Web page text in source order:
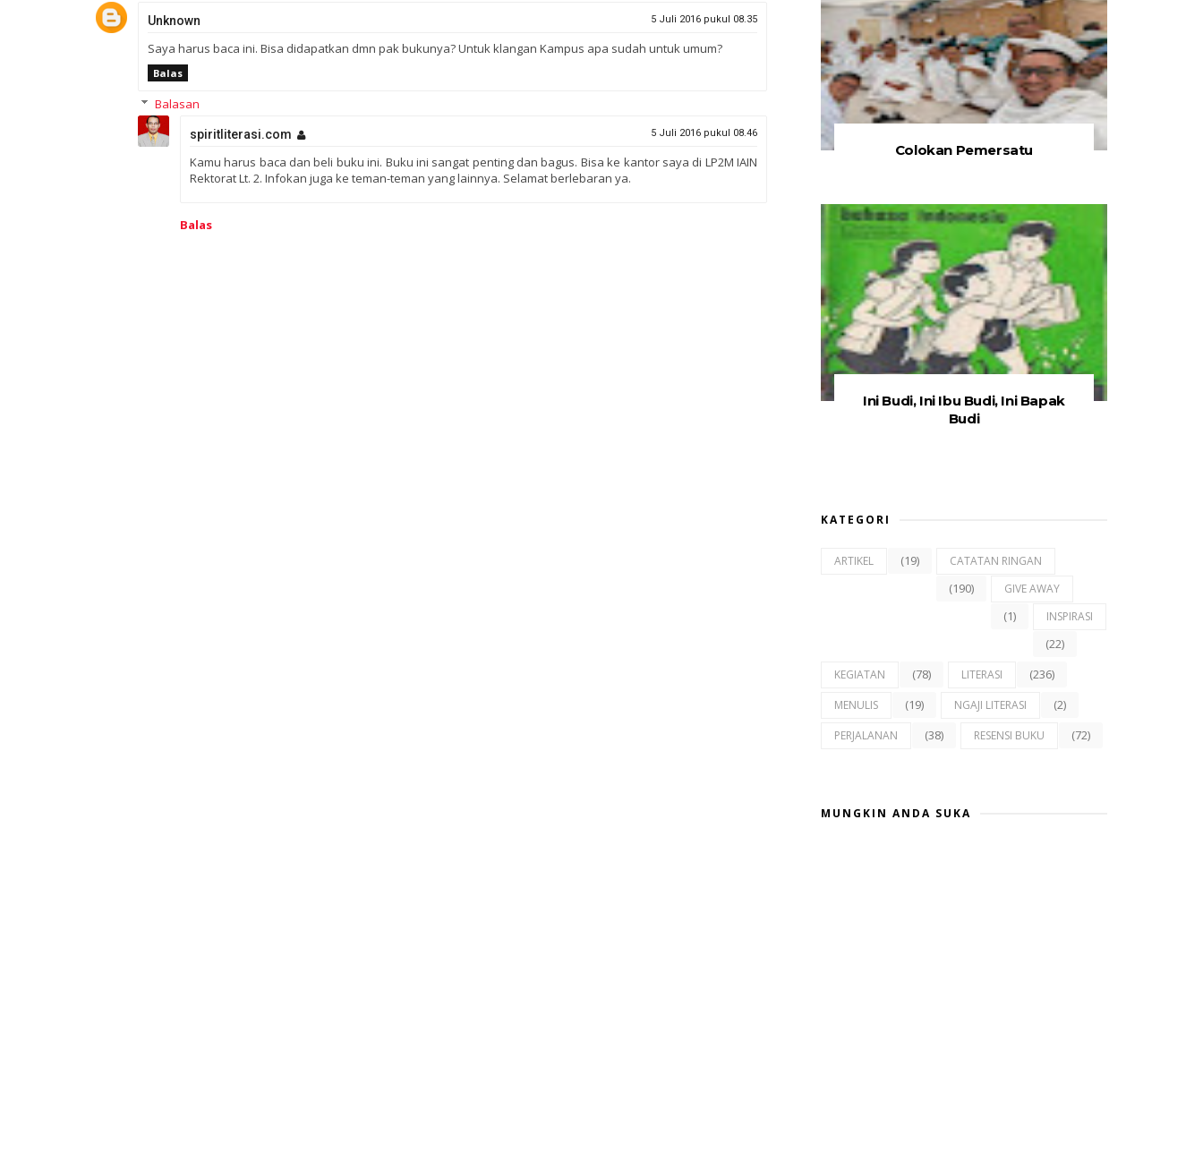
Unknown 5 Juli 2016 pukul 08.35
Saya harus baca ini. Bisa didapatkan dmn pak bukunya? Untuk klangan Kampus apa sudah untuk umum?
Balas
Balasan
spiritliterasi.com 5 Juli 2016 pukul 08.46
Kamu harus baca dan beli buku ini. Buku ini sangat penting dan bagus. Bisa ke kantor saya di LP2M IAIN
Rektorat Lt. 2. Infokan juga ke teman-teman yang lainnya. Selamat berlebaran ya.
Balas
Colokan Pemersatu
Ini Budi, Ini Ibu Budi, Ini Bapak
Budi
KATEGORI
ARTIKEL (19) CATATAN RINGAN
(190) GIVE AWAY
(1) INSPIRASI
(22)
KEGIATAN (78) LITERASI (236)
MENULIS (19) NGAJI LITERASI (2)
PERJALANAN (38) RESENSI BUKU (72)
MUNGKIN ANDA SUKA